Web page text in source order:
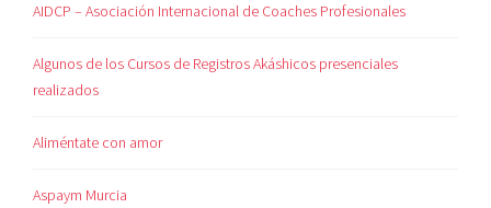
AIDCP – Asociación Internacional de Coaches Profesionales
Algunos de los Cursos de Registros Akáshicos presenciales
realizados
Aliméntate con amor
Aspaym Murcia